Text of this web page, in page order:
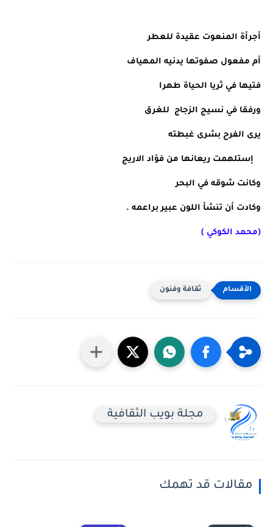
أجرأة المنعوت عقيدة للعطر
أم مفعول صفوتها يدنيه المهياف
فتيها في ثريا الحياة طهرا
ورفقا في نسيج الزجاج  للغرق
يرى الفرح بشرى غبطته
وكانت شوقه في البحر
وكادت أن تنشأ اللون عبير براعمه .
(محمد الكوكي )
ثقافة وفنون
مجلة بويب الثقافية
مقالات قد تهمك